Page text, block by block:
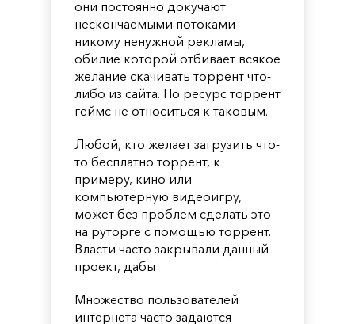
они постоянно докучают
нескончаемыми потоками
никому ненужной рекламы,
обилие которой отбивает всякое
желание скачивать торрент что-
либо из сайта. Но ресурс торрент
геймс не относиться к таковым.
Любой, кто желает загрузить что-
то бесплатно торрент, к
примеру, кино или
компьютерную видеоигру,
может без проблем сделать это
на руторге с помощью торрент.
Власти часто закрывали данный
проект, дабы
Множество пользователей
интернета часто задаются